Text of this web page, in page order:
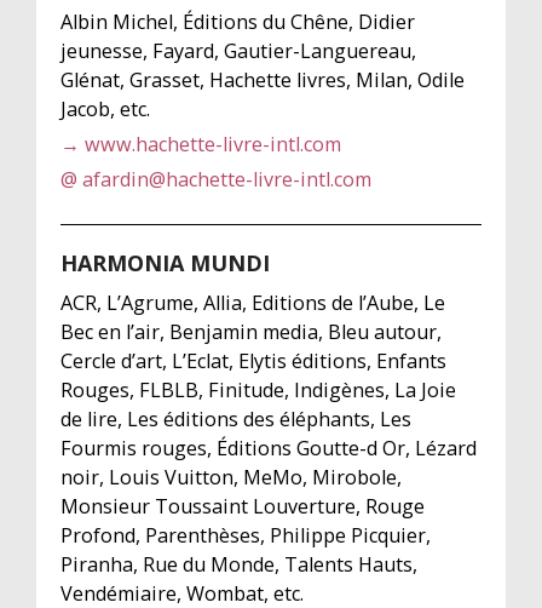
Albin Michel, Éditions du Chêne, Didier
jeunesse, Fayard, Gautier-Languereau,
Glénat, Grasset, Hachette livres, Milan, Odile
Jacob, etc.
→ www.hachette-livre-intl.com
@ afardin@hachette-livre-intl.com
HARMONIA MUNDI
ACR, L’Agrume, Allia, Editions de l’Aube, Le
Bec en l’air, Benjamin media, Bleu autour,
Cercle d’art, L’Eclat, Elytis éditions, Enfants
Rouges, FLBLB, Finitude, Indigènes, La Joie
de lire, Les éditions des éléphants, Les
Fourmis rouges, Éditions Goutte-d Or, Lézard
noir, Louis Vuitton, MeMo, Mirobole,
Monsieur Toussaint Louverture, Rouge
Profond, Parenthèses, Philippe Picquier,
Piranha, Rue du Monde, Talents Hauts,
Vendémiaire, Wombat, etc.